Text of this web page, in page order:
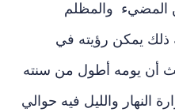
المضيء والمظلم
ذلك يمكن رؤيته في
أن يومه أطول من سنته
النهار والليل فيه حوالي